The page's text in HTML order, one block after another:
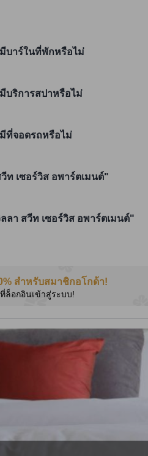
บาร์ในที่พักหรือไม่
บริการสปาหรือไม่
ที่จอดรถหรือไม่
ท เซอร์วิส อพาร์ตเมนต์"
ลา สวีท เซอร์วิส อพาร์ตเมนต์"
สำหรับสมาชิกอโกด้า!
ล็อกอินเข้าสู่ระบบ!